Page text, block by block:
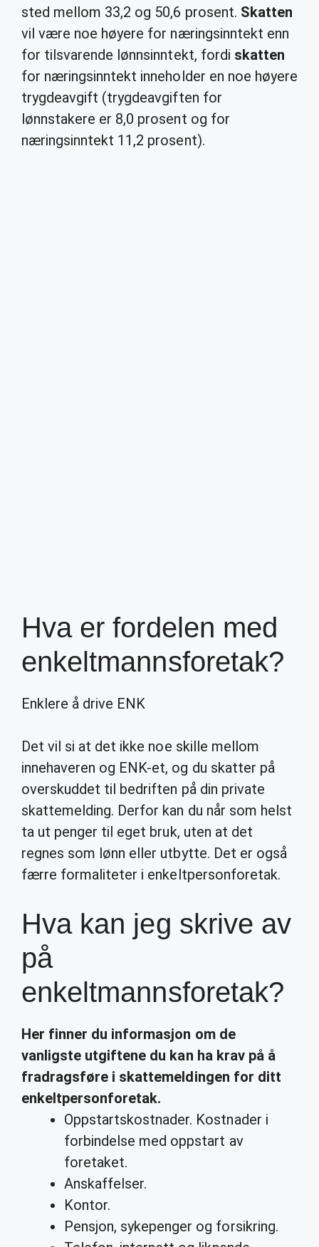
sted mellom 33,2 og 50,6 prosent. Skatten
vil være noe høyere for næringsinntekt enn
for tilsvarende lønnsinntekt, fordi skatten
for næringsinntekt inneholder en noe høyere
trygdeavgift (trygdeavgiften for
lønnstakere er 8,0 prosent og for
næringsinntekt 11,2 prosent).
Hva er fordelen med
enkeltmannsforetak?
Enklere å drive ENK
Det vil si at det ikke noe skille mellom
innehaveren og ENK-et, og du skatter på
overskuddet til bedriften på din private
skattemelding. Derfor kan du når som helst
ta ut penger til eget bruk, uten at det
regnes som lønn eller utbytte. Det er også
færre formaliteter i enkeltpersonforetak.
Hva kan jeg skrive av
på
enkeltmannsforetak?
Her finner du informasjon om de
vanligste utgiftene du kan ha krav på å
fradragsføre i skattemeldingen for ditt
enkeltpersonforetak.
Oppstartskostnader. Kostnader i
forbindelse med oppstart av
foretaket.
Anskaffelser.
Kontor.
Pensjon, sykepenger og forsikring.